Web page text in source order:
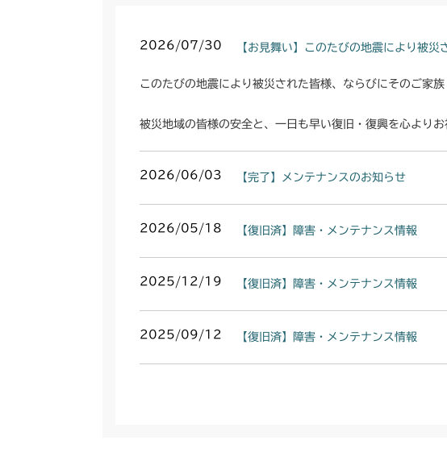
2026/07/30 【お見舞い】このたびの地震により被災
このたびの地震により被災された皆様、ならびにそのご家
被災地域の皆様の安全と、一日も早い復旧・復興を心よりお
2026/06/03 【完了】メンテナンスのお知らせ
2026/05/18 【復旧済】障害・メンテナンス情報
2025/12/19 【復旧済】障害・メンテナンス情報
2025/09/12 【復旧済】障害・メンテナンス情報